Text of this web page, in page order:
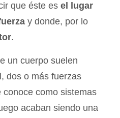
que éste es el lugar
y donde, por lo
.
un cuerpo suelen
dos o más fuerzas
como sistemas
acaban siendo una